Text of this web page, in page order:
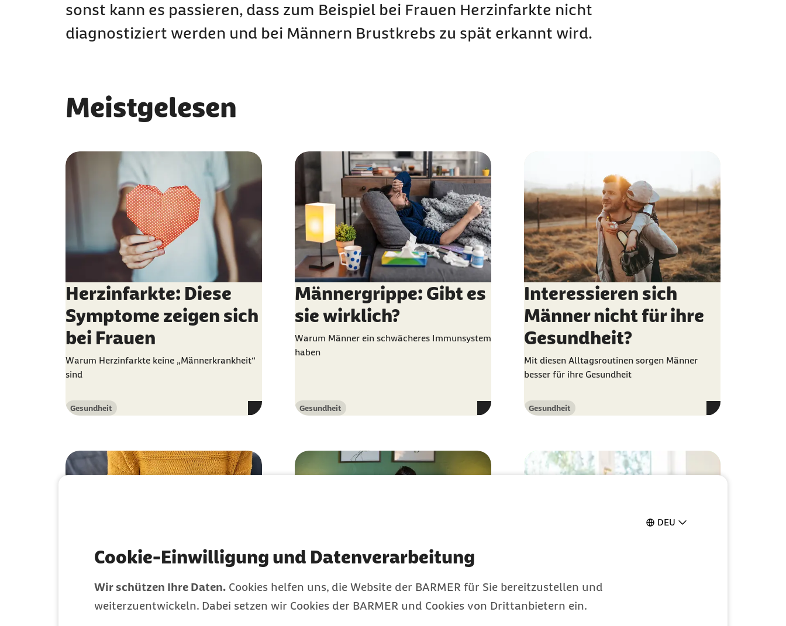
DEU
Cookie-Einwilligung und Datenverarbeitung
Wir schützen Ihre Daten. Cookies helfen uns, die Website der BARMER für Sie bereitzustellen und
weiterzuentwickeln. Dabei setzen wir Cookies der BARMER und Cookies von Drittanbietern ein.
sonst kann es passieren, dass zum Beispiel bei Frauen Herzinfarkte nicht
diagnostiziert werden und bei Männern Brustkrebs zu spät erkannt wird.
Meistgelesen
Herzinfarkte: Diese
Symptome zeigen sich
bei Frauen
Warum Herzinfarkte keine „Männerkrankheit“
sind
Kategorie
Gesundheit
Männergrippe: Gibt es
sie wirklich?
Warum Männer ein schwächeres Immunsystem
haben
Kategorie
Gesundheit
Interessieren sich
Männer nicht für ihre
Gesundheit?
Mit diesen Alltagsroutinen sorgen Männer
besser für ihre Gesundheit
Kategorie
Gesundheit
Gibt es genetische
Vorteile bei Blasen-
Rheuma verursacht
stärkere Beschwerden